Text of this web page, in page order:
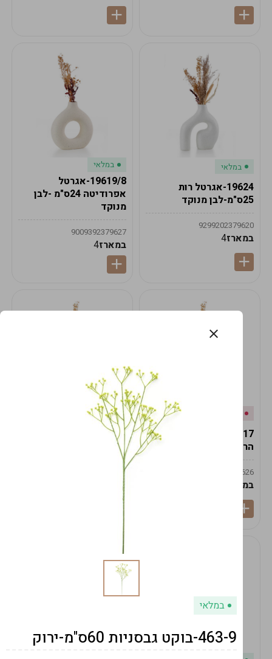
במלאי
19624-אגרטל רות
25ס"מ-לבן מנוקד
9299202379620
במארז4
במלאי
19619/8-אגרטל
אפרודיטה 24ס"מ -לבן
מנוקד
9009392379627
במארז4
הרמס 19ס"מ -לבן נקי
9009492379626
במארז
במלאי
19ס"מ -לבן מנוקד
9009492379626
במארז
במלאי
463-9-בוקט גבסניות 60ס"מ-ירוק